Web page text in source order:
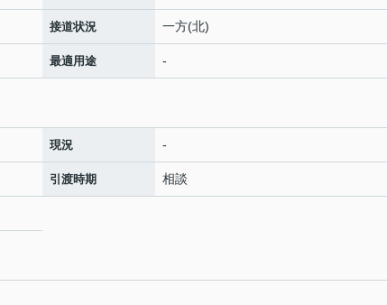
接道状況 一方(北)
最適用途 -
現況 -
引渡時期 相談